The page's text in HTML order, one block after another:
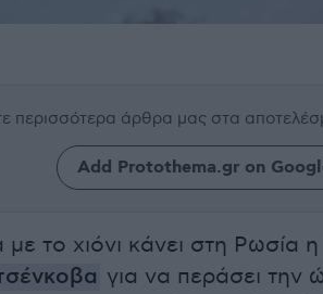
περισσότερα άρθρα μας στα
Add Protothema.gr on
με το χιόνι κάνει στη Ρωσία η
για να περάσει την